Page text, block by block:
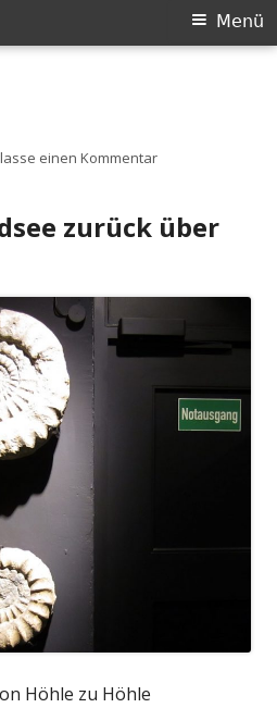
Menü
einen Kommentarzu Kjartan
zurück über
Höhle zu Höhle